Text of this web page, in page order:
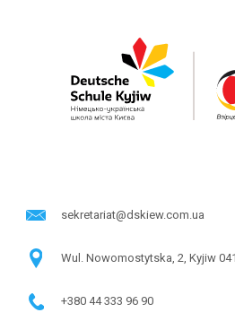
sekretariat@dskiew.com.ua
Wul. Nowomostytska, 2, Kyjiw
+380 44 333 96 90